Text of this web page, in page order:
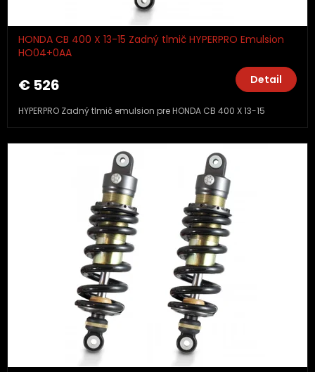
HONDA CB 400 X 13-15 Zadný tlmič HYPERPRO Emulsion
HO04+0AA
€ 526 Detail
HYPERPRO Zadný tlmič emulsion pre HONDA CB 400 X 13-15